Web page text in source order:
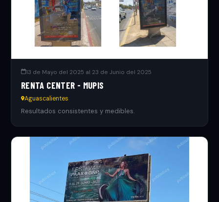
13 de Mayo del 2025 al 23 de Junio del 2025
RENTA CENTER - MUPIS
Aguascalientes
Resultados consistentes y medibles.